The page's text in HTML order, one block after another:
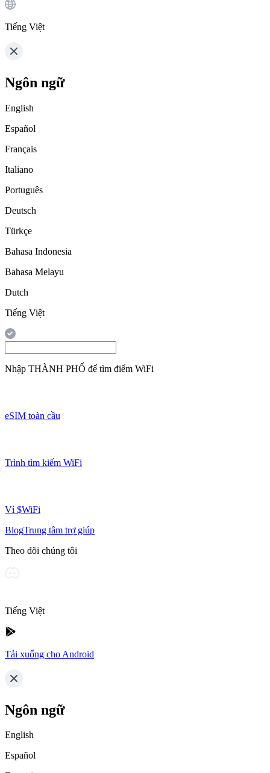
Tiếng Việt
Ngôn ngữ
English
Español
Français
Italiano
Português
Deutsch
Türkçe
Bahasa Indonesia
Bahasa Melayu
Dutch
Tiếng Việt
Nhập THÀNH PHỐ để tìm điểm WiFi
eSIM toàn cầu
Trình tìm kiếm WiFi
Ví $WiFi
BlogTrung tâm trợ giúp
Theo dõi chúng tôi
Tiếng Việt
Tải xuống cho Android
Ngôn ngữ
English
Español